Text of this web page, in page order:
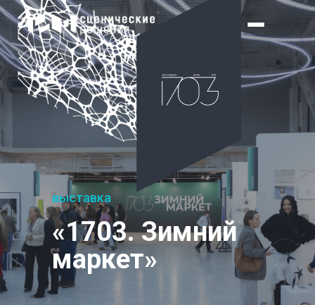
«1703. Зимний
маркет»
выставка